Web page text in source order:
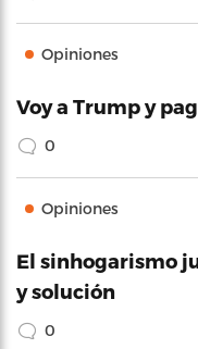
Opiniones
Voy a Trump y
0
Opiniones
El sinhogarismo
y solución
0